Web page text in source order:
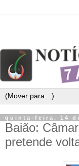
quinta-feira, 14
Baião:
pretende